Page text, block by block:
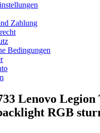
Zahlung
Bedingungen
Lenovo Legion
RGB